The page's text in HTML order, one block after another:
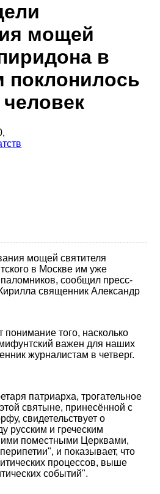
мощей
в
поклонилось
мощей святителя
в Москве им уже
сообщил пресс-
священник Александр
понимание того, насколько
важен для наших
журналистам в четверг.
патриарха, трогательное
святыне, принесённой с
свидетельствует о
русским и греческим
поместными Церквами,
и показывает, что
процессов, выше
событий".